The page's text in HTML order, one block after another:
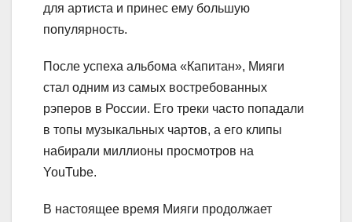
для артиста и принес ему большую
популярность.
После успеха альбома «Капитан», Мияги
стал одним из самых востребованных
рэперов в России. Его треки часто попадали
в топы музыкальных чартов, а его клипы
набирали миллионы просмотров на
YouTube.
В настоящее время Мияги продолжает